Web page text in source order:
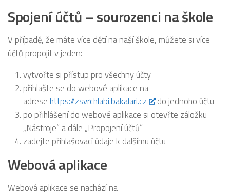
Spojení účtů – sourozenci na škole
V případě, že máte více dětí na naší škole, můžete si více
účtů propojit v jeden:
vytvořte si přístup pro všechny účty
přihlašte se do webové aplikace na
adrese https://zsvrchlabi.bakalari.cz
do jednoho účtu
po přihlášení do webové aplikace si otevřte záložku
„Nástroje“ a dále „Propojení účtů“
zadejte přihlašovací údaje k dalšímu účtu
Webová aplikace
Webová aplikace se nachází na